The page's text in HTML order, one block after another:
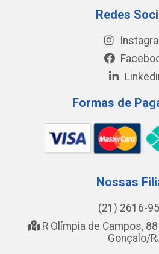
Redes
Formas de
Nossas
(21) 2616-
R Olímpia de Campos,
Gonçalo/